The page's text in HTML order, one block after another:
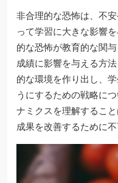
非合理的な恐怖は、不
って学習に大きな影響
的な恐怖が教育的な関
成績に影響を与える方
的な環境を作り出し、
うにするための戦略に
ナミクスを理解するこ
成果を改善するために不